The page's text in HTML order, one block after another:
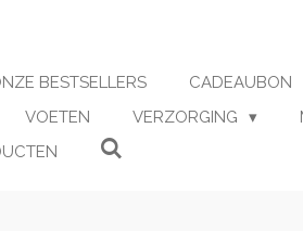
BESTSELLERS CADEAUBON
VOETEN VERZORGING